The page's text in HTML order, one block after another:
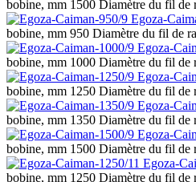
bobine, mm 1500 Diamètre du fil de
Egoza-
bobine, mm 950 Diamètre du fil de
Egoza-
bobine, mm 1000 Diamètre du fil de
Egoza-
bobine, mm 1250 Diamètre du fil de
Egoza-
bobine, mm 1350 Diamètre du fil de
Egoza-
bobine, mm 1500 Diamètre du fil de
Egoza-
bobine, mm 1250 Diamètre du fil de